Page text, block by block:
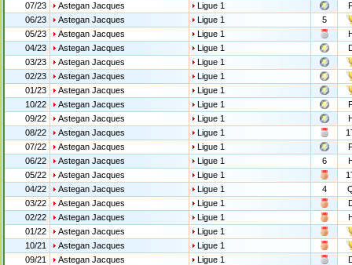
07/23
Astegan Jacques Ligue 1
06/23
Astegan Jacques Ligue 1
5
05/23
Astegan Jacques Ligue 1
04/23
Astegan Jacques Ligue 1
03/23
Astegan Jacques
Ligue 1
02/23
Astegan Jacques
Ligue 1
01/23
Astegan Jacques
Ligue 1
10/22
Astegan Jacques Ligue 1
09/22
Astegan Jacques Ligue 1
08/22
Astegan Jacques Ligue 1
07/22
Astegan Jacques Ligue 1
06/22
Astegan Jacques Ligue 1 6
05/22
Astegan Jacques Ligue 1
04/22
Astegan Jacques Ligue 1 4
03/22
Astegan Jacques Ligue 1
02/22
Astegan Jacques Ligue 1
01/22
Astegan Jacques
Ligue 1
10/21
Astegan Jacques
Ligue 1
09/21
Astegan Jacques Ligue 1